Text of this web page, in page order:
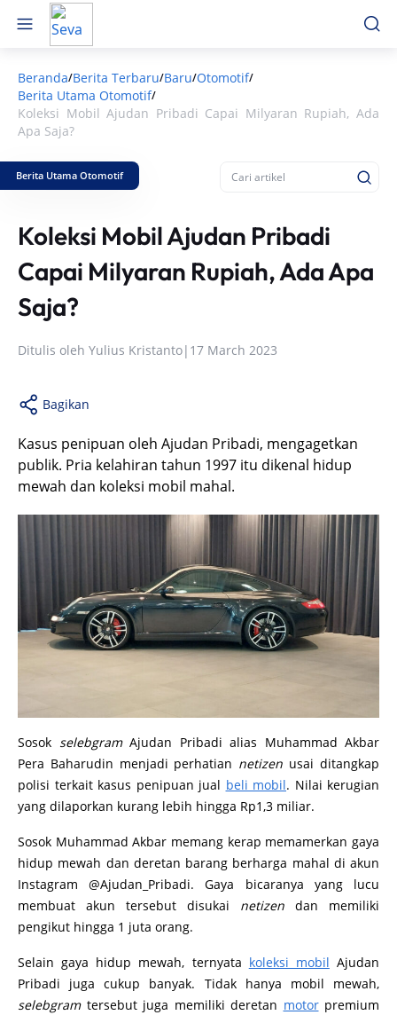
Beranda/Berita Terbaru/Baru/Otomotif/
Berita Utama Otomotif/
Koleksi Mobil Ajudan Pribadi Capai Milyaran Rupiah, Ada
Apa Saja?
Berita Utama Otomotif
Koleksi Mobil Ajudan Pribadi
Capai Milyaran Rupiah, Ada Apa
Saja?
Ditulis oleh Yulius Kristanto| 17 March 2023
Bagikan
Kasus penipuan oleh Ajudan Pribadi, mengagetkan
publik. Pria kelahiran tahun 1997 itu dikenal hidup
mewah dan koleksi mobil mahal.
Sosok selebgramAjudan Pribadi alias Muhammad Akbar
Pera Baharudin menjadi perhatian netizen usai ditangkap
polisi terkait kasus penipuan jual beli mobil. Nilai kerugian
yang dilaporkan kurang lebih hingga Rp1,3 miliar.
Sosok Muhammad Akbar memang kerap memamerkan gaya
hidup mewah dan deretan barang berharga mahal di akun
Instagram @Ajudan_Pribadi. Gaya bicaranya yang lucu
membuat akun tersebut disukai netizen dan memiliki
pengikut hingga 1 juta orang.
Selain gaya hidup mewah, ternyata koleksi mobil Ajudan
Pribadi juga cukup banyak. Tidak hanya mobil mewah,
selebgram tersebut juga memiliki deretan motorpremium